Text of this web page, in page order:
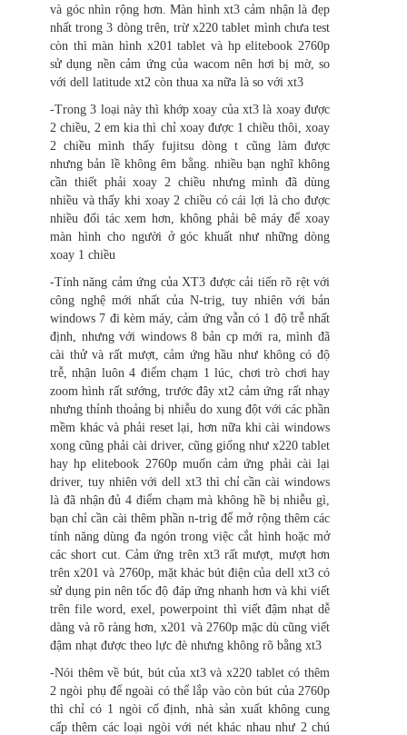
và góc nhìn rộng hơn. Màn hình xt3 cảm nhận là đẹp
nhất trong 3 dòng trên, trừ x220 tablet mình chưa test
còn thì màn hình x201 tablet và hp elitebook 2760p
sử dụng nền cảm ứng của wacom nên hơi bị mờ, so
với dell latitude xt2 còn thua xa nữa là so với xt3
-Trong 3 loại này thì khớp xoay của xt3 là xoay được
2 chiều, 2 em kia thì chỉ xoay được 1 chiều thôi, xoay
2 chiều mình thấy fujitsu dòng t cũng làm được
nhưng bản lề không êm bằng. nhiều bạn nghĩ không
cần thiết phải xoay 2 chiều nhưng mình đã dùng
nhiều và thấy khi xoay 2 chiều có cái lợi là cho được
nhiều đối tác xem hơn, không phải bê máy để xoay
màn hình cho người ở góc khuất như những dòng
xoay 1 chiều
-Tính năng cảm ứng của XT3 được cải tiến rõ rệt với
công nghệ mới nhất của N-trig, tuy nhiên với bản
windows 7 đi kèm máy, cảm ứng vẫn có 1 độ trễ nhất
định, nhưng với windows 8 bản cp mới ra, mình đã
cài thử và rất mượt, cảm ứng hầu như không có độ
trễ, nhận luôn 4 điểm chạm 1 lúc, chơi trò chơi hay
zoom hình rất sướng, trước đây xt2 cảm ứng rất nhạy
nhưng thỉnh thoảng bị nhiễu do xung đột với các phần
mềm khác và phải reset lại, hơn nữa khi cài windows
xong cũng phải cài driver, cũng giống như x220 tablet
hay hp elitebook 2760p muốn cảm ứng phải cài lại
driver, tuy nhiên với dell xt3 thì chỉ cần cài windows
là đã nhận đủ 4 điểm chạm mà không hề bị nhiễu gì,
bạn chỉ cần cài thêm phần n-trig để mở rộng thêm các
tính năng dùng đa ngón trong việc cắt hình hoặc mở
các short cut. Cảm ứng trên xt3 rất mượt, mượt hơn
trên x201 và 2760p, mặt khác bút điện của dell xt3 có
sử dụng pin nên tốc độ đáp ứng nhanh hơn và khi viết
trên file word, exel, powerpoint thì viết đậm nhạt dễ
dàng và rõ ràng hơn, x201 và 2760p mặc dù cũng viết
đậm nhạt được theo lực đè nhưng không rõ bằng xt3
-Nói thêm về bút, bút của xt3 và x220 tablet có thêm
2 ngòi phụ để ngoài có thể lắp vào còn bút của 2760p
thì chỉ có 1 ngòi cố định, nhà sản xuất không cung
cấp thêm các loại ngòi với nét khác nhau như 2 chú